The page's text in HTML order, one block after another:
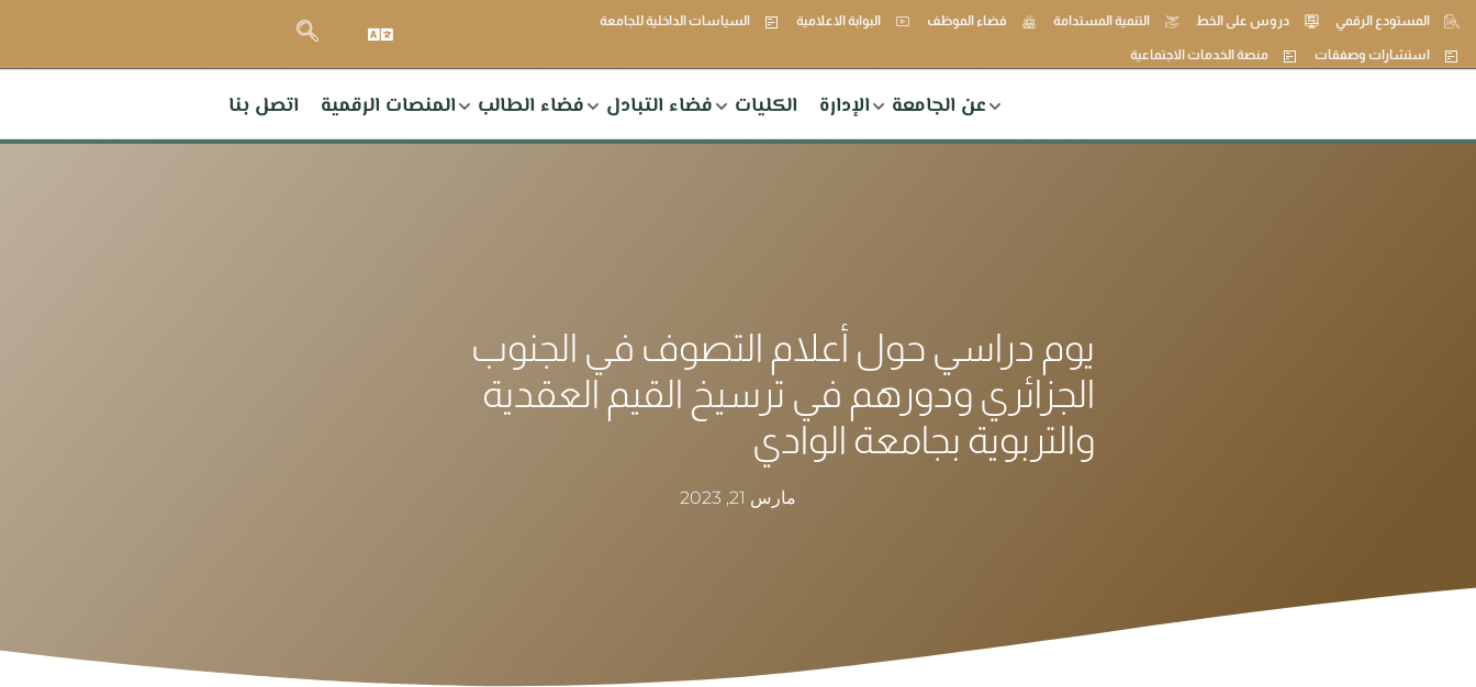
المستودع الرقمي دروس على الخط التنمية المستدامة فضاء الموظف البوابة الاعلامية السياسات الداخلية للجامعة
استشارات وصفقات منصة الخدمات الاجتماعية
عن الجامعة الإدارة الكليات فضاء التبادل فضاء الطالب المنصات الرقمية اتصل بنا
يوم دراسي حول أعلام التصوف في الجنوب
الجزائري ودورهم في ترسيخ القيم العقدية
والتربوية بجامعة الوادي
مارس 21, 2023